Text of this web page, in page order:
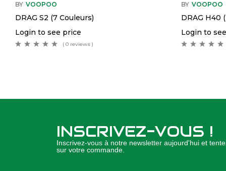
BY VOOPOO
DRAG S2 (7 Couleurs)
Login to see price
( 0 reviews )
BY VOOPOO
DRAG H40
Login to
INSCRIVEZ-VOUS !
Inscrivez-vous à notre newsletter aujourd'hui et
sur votre commande.